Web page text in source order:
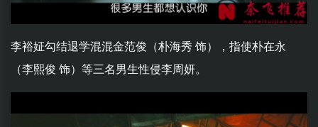
李裕姃勾结退学混混金范俊（朴海秀 饰），指使朴在永
（李熙俊 饰）等三名男生性侵李周妍。